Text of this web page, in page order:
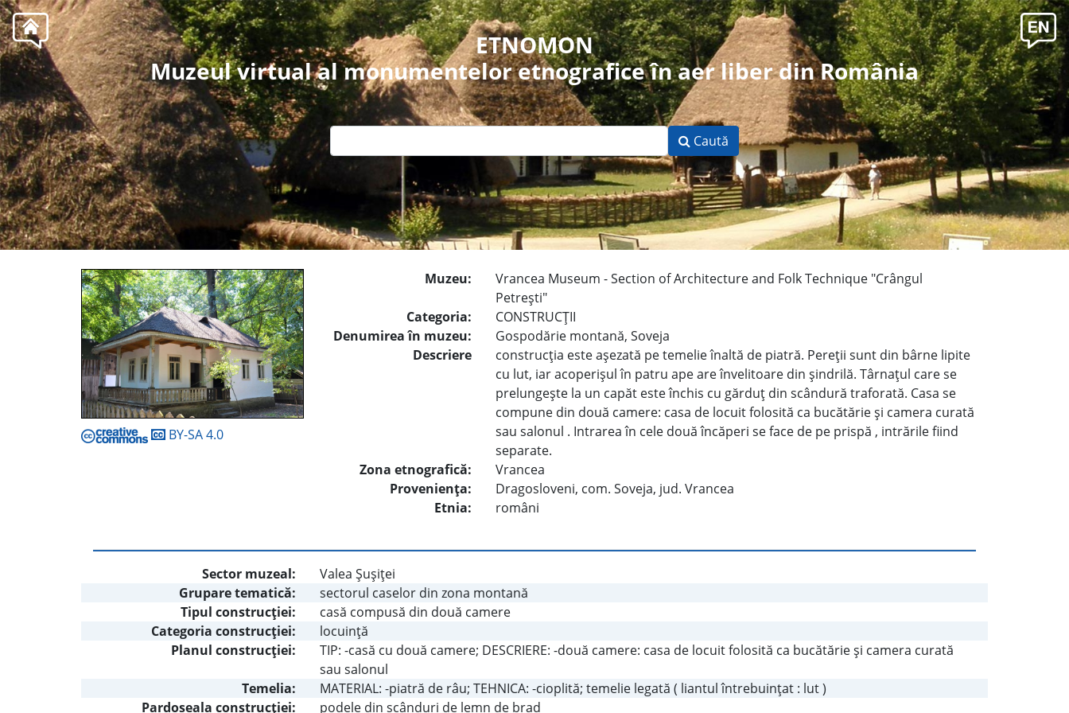
ETNOMON
Muzeul virtual al monumentelor etnografice în aer liber din România
Caută
BY-SA 4.0
Muzeu:
Vrancea Museum - Section of Architecture and Folk Technique "Crângul
Petreşti"
Categoria:
CONSTRUCŢII
Denumirea în muzeu:
Gospodărie montană, Soveja
Descriere
construcţia este aşezată pe temelie înaltă de piatră. Pereţii sunt din bârne lipite
cu lut, iar acoperişul în patru ape are învelitoare din şindrilă. Târnaţul care se
prelungeşte la un capăt este închis cu gărduţ din scândură traforată. Casa se
compune din două camere: casa de locuit folosită ca bucătărie şi camera curată
sau salonul . Intrarea în cele două încăperi se face de pe prispă , intrările fiind
separate.
Zona etnografică:
Vrancea
Provenienţa:
Dragosloveni, com. Soveja, jud. Vrancea
Etnia:
români
Sector muzeal:
Valea Şuşiţei
Grupare tematică:
sectorul caselor din zona montană
Tipul construcţiei:
casă compusă din două camere
Categoria construcţiei:
locuinţă
Planul construcţiei:
TIP: -casă cu două camere; DESCRIERE: -două camere: casa de locuit folosită ca bucătărie şi camera curată
sau salonul
Temelia:
MATERIAL: -piatră de râu; TEHNICA: -cioplită; temelie legată ( liantul întrebuinţat : lut )
Pardoseala construcţiei:
podele din scânduri de lemn de brad